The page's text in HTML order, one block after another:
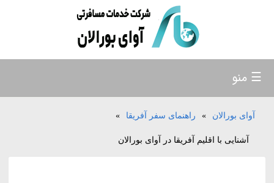
آوای بورالان » راهنمای سفر آفریقا »
آشنایی با اقلیم آفریقا در آوای بورالان
☰ منو